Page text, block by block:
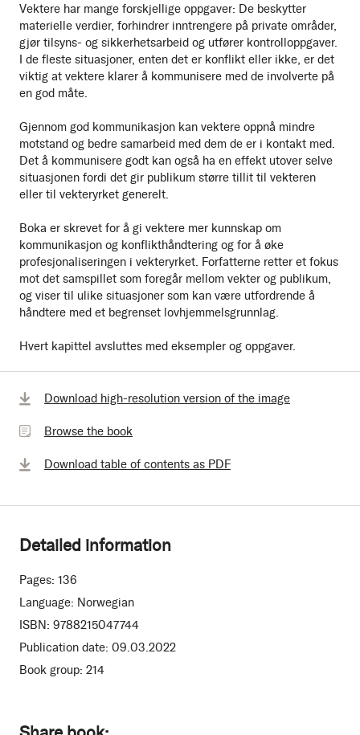
Vektere har mange forskjellige oppgaver: De beskytter
materielle verdier, forhindrer inntrengere på private områder,
gjør tilsyns- og sikkerhetsarbeid og utfører kontrolloppgaver.
I de fleste situasjoner, enten det er konflikt eller ikke, er det
viktig at vektere klarer å kommunisere med de involverte på
en god måte.
Gjennom god kommunikasjon kan vektere oppnå mindre
motstand og bedre samarbeid med dem de er i kontakt med.
Det å kommunisere godt kan også ha en effekt utover selve
situasjonen fordi det gir publikum større tillit til vekteren
eller til vekteryrket generelt.
Boka er skrevet for å gi vektere mer kunnskap om
kommunikasjon og konflikthåndtering og for å øke
profesjonaliseringen i vekteryrket. Forfatterne retter et fokus
mot det samspillet som foregår mellom vekter og publikum,
og viser til ulike situasjoner som kan være utfordrende å
håndtere med et begrenset lovhjemmelsgrunnlag.
Hvert kapittel avsluttes med eksempler og oppgaver.
Download high-resolution version of the image
Browse
bookBrowse the book
Download table of contents as PDF
Detailed information
Pages: 136
Language: Norwegian
ISBN: 9788215047744
Publication date: 09.03.2022
Book group: 214